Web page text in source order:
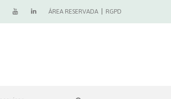
ÁREA RESERVADA RGPD